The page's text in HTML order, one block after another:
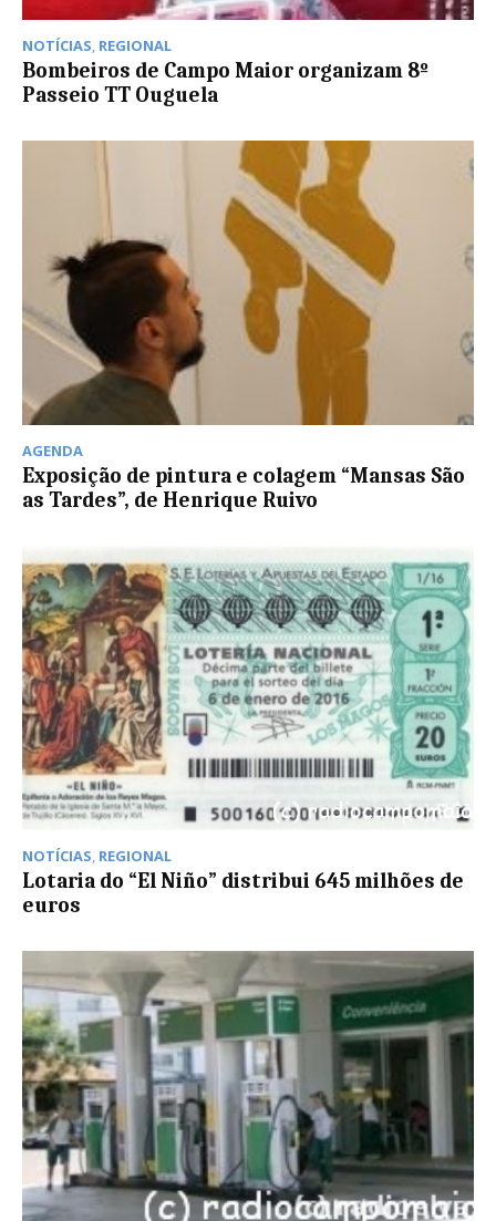
NOTÍCIAS, REGIONAL
Bombeiros de Campo Maior organizam 8º
Passeio TT Ouguela
AGENDA
Exposição de pintura e colagem “Mansas São
as Tardes”, de Henrique Ruivo
NOTÍCIAS, REGIONAL
Lotaria do “El Niño” distribui 645 milhões de
euros